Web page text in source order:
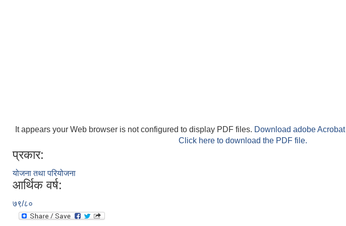
It appears your Web browser is not configured to display PDF files. Download adobe Acrobat
Click here to download the PDF file.
प्रकार:
योजना तथा परियोजना
आर्थिक वर्ष:
७९/८०